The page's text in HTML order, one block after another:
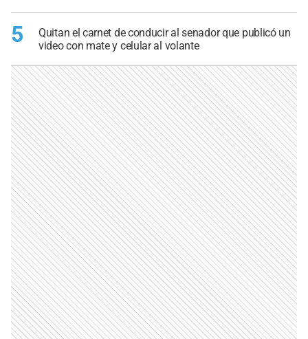
5
Quitan el carnet de conducir al senador que publicó un
video con mate y celular al volante